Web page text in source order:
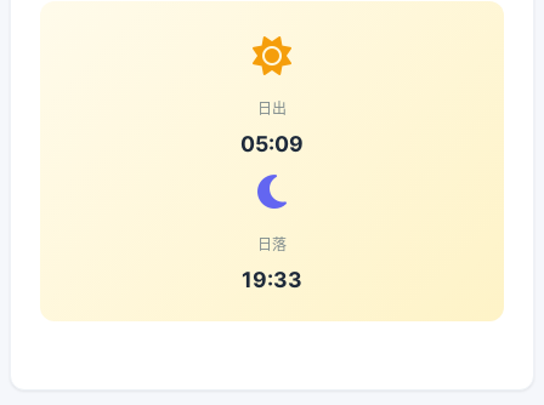
日出
05:09
日落
19:33